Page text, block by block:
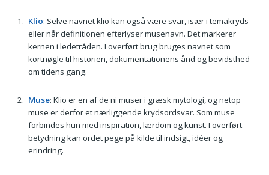
Klio: Selve navnet klio kan også være svar, især i temakryds
eller når definitionen efterlyser musenavn. Det markerer
kernen i ledetråden. I overført brug bruges navnet som
kortnøgle til historien, dokumentationens ånd og bevidsthed
om tidens gang.
Muse: Klio er en af de ni muser i græsk mytologi, og netop
muse er derfor et nærliggende krydsordsvar. Som muse
forbindes hun med inspiration, lærdom og kunst. I overført
betydning kan ordet pege på kilde til indsigt, idéer og
erindring.